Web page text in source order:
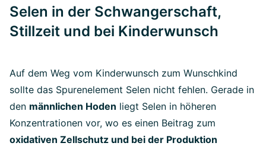
Selen in der Schwangerschaft,
Stillzeit und bei Kinderwunsch
Auf dem Weg vom Kinderwunsch zum Wunschkind
sollte das Spurenelement Selen nicht fehlen. Gerade in
den männlichen Hoden liegt Selen in höheren
Konzentrationen vor, wo es einen Beitrag zum
oxidativen Zellschutz und bei der Produktion